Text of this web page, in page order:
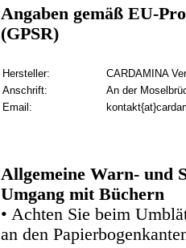
Angaben gemäß EU-
(GPSR)
Hersteller:
CARDAMINA
Anschrift:
An der
Email:
Allgemeine Warn- und
Umgang mit Büchern
• Achten Sie beim
an den